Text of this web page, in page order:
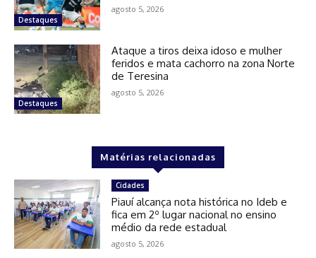
Destaques
agosto 5, 2026
Destaques
Ataque a tiros deixa idoso e mulher
feridos e mata cachorro na zona Norte
de Teresina
agosto 5, 2026
Matérias relacionadas
Cidades
Piauí alcança nota histórica no Ideb e
fica em 2º lugar nacional no ensino
médio da rede estadual
agosto 5, 2026